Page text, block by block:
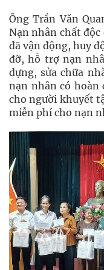
Ông Trần Văn
Nạn nhân chất
đã vận động, huy
đỡ, hỗ trợ nạn
dựng, sửa chữa
nạn nhân có
cho người khuyết
miễn phí cho nạn